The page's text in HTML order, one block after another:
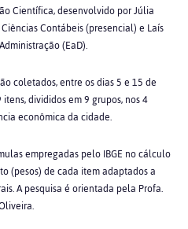
Científica, desenvolvido por Júlia
Contábeis (presencial) e Laís
(EaD).
coletados, entre os dias 5 e 15 de
divididos em 9 grupos, nos 4
econômica da cidade.
empregadas pelo IBGE no cálculo
(pesos) de cada item adaptados a
A pesquisa é orientada pela Profa.